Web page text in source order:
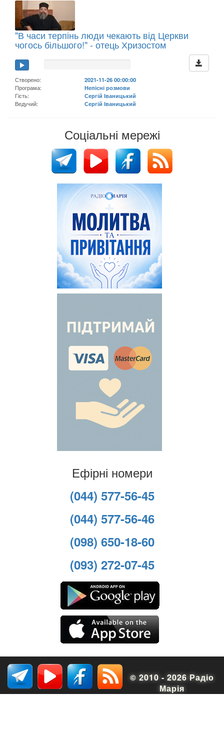
"В часи терпінь люди чекають від Церкви
чогось більшого!" - отець Хризостом
Створено:
2021-11-26 00:00:00
Програма:
Непісні розмови
Гість:
Сергій Іваницький
Ведучий:
Сергій Іваницький
Соціальні мережі
Ефірні номери
(044) 577-56-45
(044) 577-56-46
(098) 650-18-60
(093) 272-07-45
© 2010 - 2026 Радіо
Марія